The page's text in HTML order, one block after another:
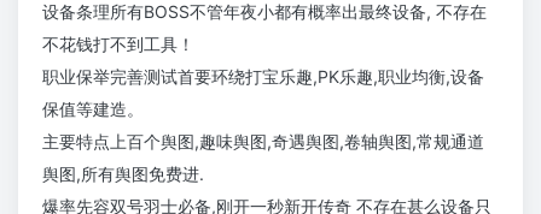
设备条理所有BOSS不管年夜小都有概率出最终设备, 不存在
不花钱打不到工具！
职业保举完善测试首要环绕打宝乐趣,PK乐趣,职业均衡,设备
保值等建造。
主要特点上百个舆图,趣味舆图,奇遇舆图,卷轴舆图,常规通道
舆图,所有舆图免费进.
爆率先容双号羽士必备,刚开一秒新开传奇 不存在甚么设备只